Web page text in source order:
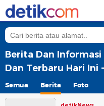
Berita Dan
Dan Terbaru Hari Ini
Semua Berita Foto